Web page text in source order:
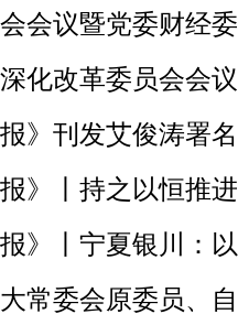
会议暨党委财经
化改革委员会会
》刊发艾俊涛署
》丨持之以恒推
》丨宁夏银川：
常委会原委员、